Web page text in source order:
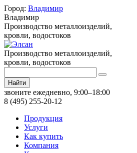
Город: Владимир
Владимир
Производство металлоизделий,
кровли, водостоков
Производство металлоизделий,
кровли, водостоков
Найти
звоните ежедневно, 9:00–18:00
8 (495) 255-20-12
Продукция
Услуги
Как купить
Компания